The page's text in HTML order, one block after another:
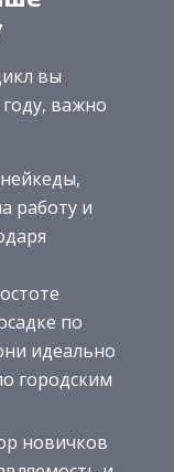
вы
важно
работу и
по
идеально
городским
новичков